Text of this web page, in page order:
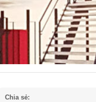
Chia sẻ: